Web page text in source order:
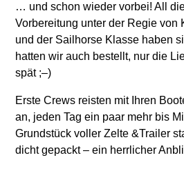
… und schon wieder vorbei! All
Vorbereitung unter der Regie von
und der Sailhorse Klasse haben
hatten wir auch bestellt, nur die
spät ;–)
Erste Crews reisten mit Ihren
an, jeden Tag ein paar mehr bis
Grundstück voller Zelte &Trailer
dicht gepackt – ein herrlicher